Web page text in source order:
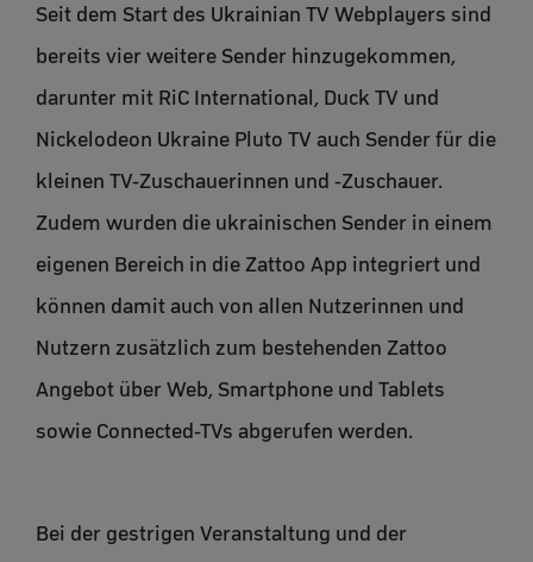
Seit dem Start des Ukrainian TV Webplayers sind
bereits vier weitere Sender hinzugekommen,
darunter mit RiC International, Duck TV und
Nickelodeon Ukraine Pluto TV auch Sender für die
kleinen TV-Zuschauerinnen und -Zuschauer.
Zudem wurden die ukrainischen Sender in einem
eigenen Bereich in die Zattoo App integriert und
können damit auch von allen Nutzerinnen und
Nutzern zusätzlich zum bestehenden Zattoo
Angebot über Web, Smartphone und Tablets
sowie Connected-TVs abgerufen werden.
Bei der gestrigen Veranstaltung und der